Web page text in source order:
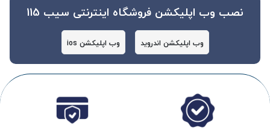
نصب وب اپلیکشن فروشگاه اینترنتی سیب 115
وب اپلیکشن اندروید وب اپلیکشن ios